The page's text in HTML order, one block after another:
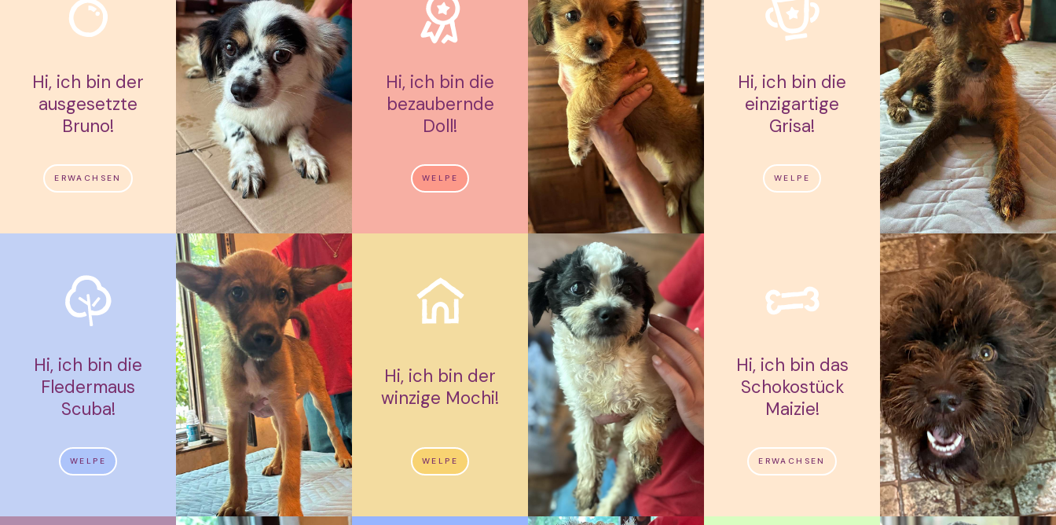
Hi, ich bin der
ausgesetzte
Bruno!
ERWACHSEN
Hi, ich bin die
bezaubernde
Doll!
WELPE
Hi, ich bin die
einzigartige
Grisa!
WELPE
Hi, ich bin die
Fledermaus
Scuba!
WELPE
Hi, ich bin der
winzige Mochi!
WELPE
Hi, ich bin das
Schokostück
Maizie!
ERWACHSEN